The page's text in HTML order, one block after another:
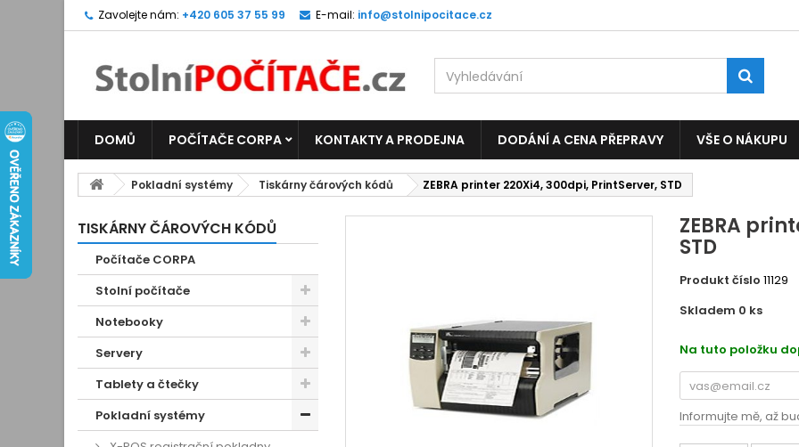
Zavolejte nám: +420 605 37 55 99 E-mail: info@stolnipocitace.cz
DOMŮ POČÍTAČE CORPA KONTAKTY A PRODEJNA DODÁNÍ A CENA PŘEPRAVY VŠE O NÁKUPU
Pokladní systémy Tiskárny čárových kódů ZEBRA printer 220Xi4, 300dpi, PrintServer, STD
TISKÁRNY ČÁROVÝCH KÓDŮ
Počítače CORPA
Stolní počítače
Notebooky
Servery
Tablety a čtečky
Pokladní systémy
ZEBRA
STD
Produkt číslo 11129
Skladem 0 ks
Na tuto položku
Informujte mě, až